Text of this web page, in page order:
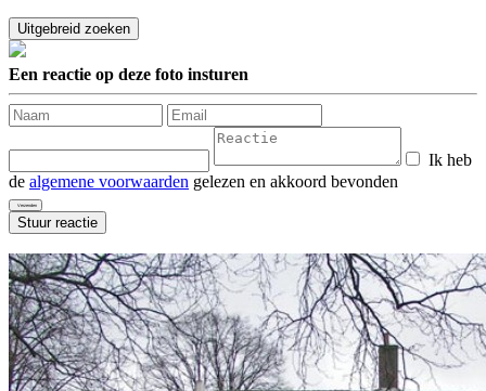
Een reactie op deze foto insturen
Ik heb
de algemene voorwaarden gelezen en akkoord bevonden